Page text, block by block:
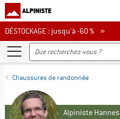
DÉSTOCKAGE : jusqu'à -60 %
DÉSTOCKAGE : jusqu'à -60 % »
Chaussures de randonnée
Alpiniste Hannes